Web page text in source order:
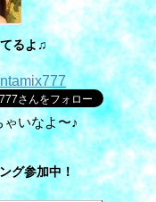
るよ♫
ゃいなよ〜♪
グ参加中！